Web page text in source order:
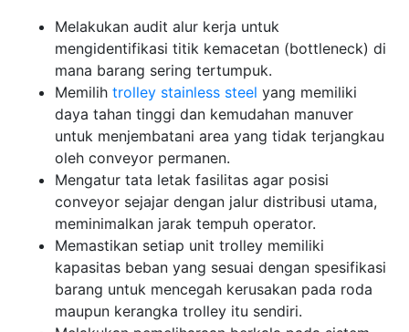
Melakukan audit alur kerja untuk
mengidentifikasi titik kemacetan (bottleneck) di
mana barang sering tertumpuk.
Memilih trolley stainless steel yang memiliki
daya tahan tinggi dan kemudahan manuver
untuk menjembatani area yang tidak terjangkau
oleh conveyor permanen.
Mengatur tata letak fasilitas agar posisi
conveyor sejajar dengan jalur distribusi utama,
meminimalkan jarak tempuh operator.
Memastikan setiap unit trolley memiliki
kapasitas beban yang sesuai dengan spesifikasi
barang untuk mencegah kerusakan pada roda
maupun kerangka trolley itu sendiri.